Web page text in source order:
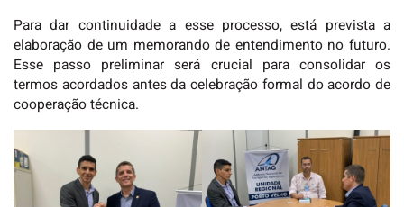
Para dar continuidade a esse processo, está prevista a
elaboração de um memorando de entendimento no futuro.
Esse passo preliminar será crucial para consolidar os
termos acordados antes da celebração formal do acordo de
cooperação técnica.